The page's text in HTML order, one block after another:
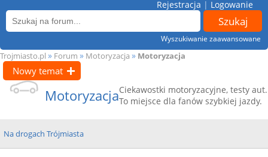
Wyszukiwanie zaawansowane
Rejestracja | Logowanie
Trojmiasto.pl » Forum » Motoryzacja » Motoryzacja
Nowy temat
MotoryzacjaCiekawostki motoryzacyjne, testy aut.
To miejsce dla fanów szybkiej jazdy.
Na drogach Trójmiasta